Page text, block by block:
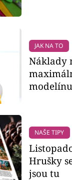
JAK NA TO
Náklady
NAŠE TIPY
Hrušky
jsou tu